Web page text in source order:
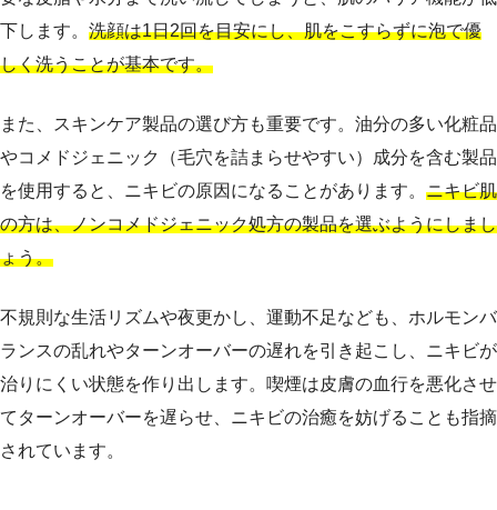
下します。 洗顔は1日2回を目安にし、肌をこすらずに泡で優
しく洗うことが基本です。
また、スキンケア製品の選び方も重要です。油分の多い化粧品
やコメドジェニック（毛穴を詰まらせやすい）成分を含む製品
を使用すると、ニキビの原因になることがあります。 ニキビ肌
の方は、ノンコメドジェニック処方の製品を選ぶようにしまし
ょう。
不規則な生活リズムや夜更かし、運動不足なども、ホルモンバ
ランスの乱れやターンオーバーの遅れを引き起こし、ニキビが
治りにくい状態を作り出します。喫煙は皮膚の血行を悪化させ
てターンオーバーを遅らせ、ニキビの治癒を妨げることも指摘
されています。